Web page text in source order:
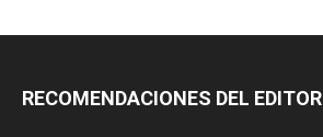
RECOMENDACIONES DEL EDITOR